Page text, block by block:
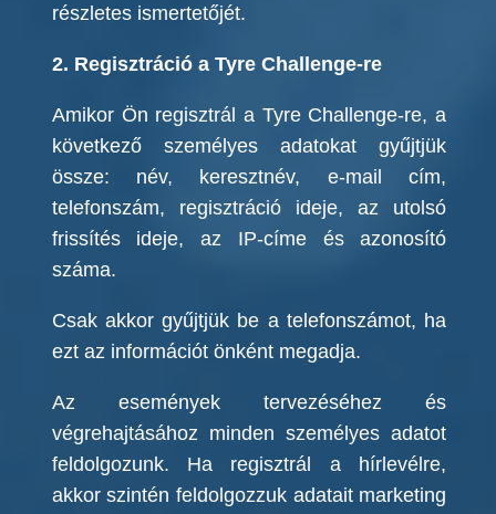
részletes ismertetőjét.
2. Regisztráció a Tyre Challenge-re
Amikor Ön regisztrál a Tyre Challenge-re, a
következő személyes adatokat gyűjtjük
össze: név, keresztnév, e-mail cím,
telefonszám, regisztráció ideje, az utolsó
frissítés ideje, az IP-címe és azonosító
száma.
Csak akkor gyűjtjük be a telefonszámot, ha
ezt az információt önként megadja.
Az események tervezéséhez és
végrehajtásához minden személyes adatot
feldolgozunk. Ha regisztrál a hírlevélre,
akkor szintén feldolgozzuk adatait marketing